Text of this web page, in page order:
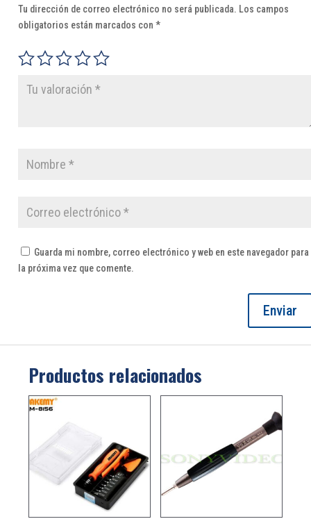
Tu dirección de correo electrónico no será publicada. Los campos
obligatorios están marcados con *
Guarda mi nombre, correo electrónico y web en este navegador para
la próxima vez que comente.
Productos relacionados